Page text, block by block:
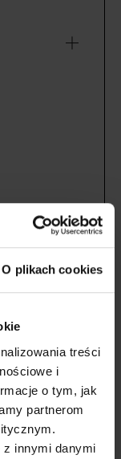
O plikach cookies
treści
i
o tym, jak
partnerom
z innymi danymi